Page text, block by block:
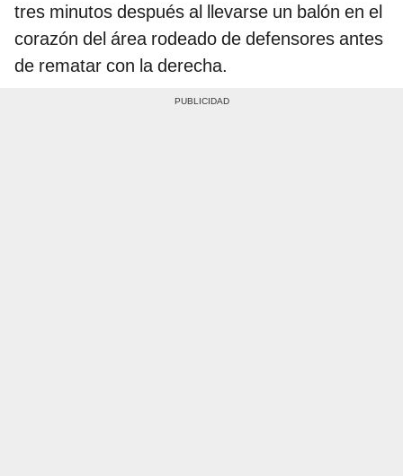
tres minutos después al llevarse un balón en el
corazón del área rodeado de defensores antes
de rematar con la derecha.